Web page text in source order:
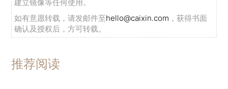
建立镜像等任何使用。
如有意愿转载，请发邮件至hello@caixin.com ，获得书面
确认及授权后，方可转载。
推荐阅读